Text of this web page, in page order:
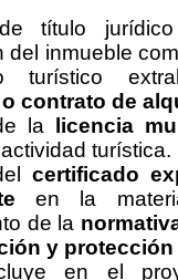
título
del inmueble
turístico
contrato de
la licencia
turística.
certificado
en la
de la
y
en el